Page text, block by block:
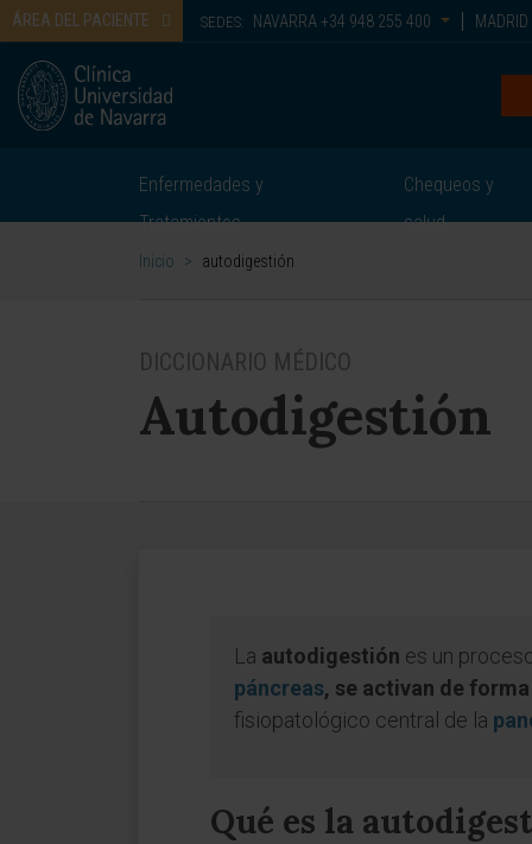
ÁREA DEL PACIENTE SEDES: NAVARRA +34 948 255 400 MADRID
Enfermedades y
Tratamientos
Chequeos y
salud
Inicio > autodigestión
DICCIONARIO MÉDICO
Autodigestión
La autodigestión es un
páncreas, se activan de
fisiopatológico central de la
Qué es la